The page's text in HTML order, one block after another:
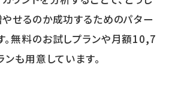
せるのか成功するためのパター
。無料のお試しプランや月額10,7
も用意しています。